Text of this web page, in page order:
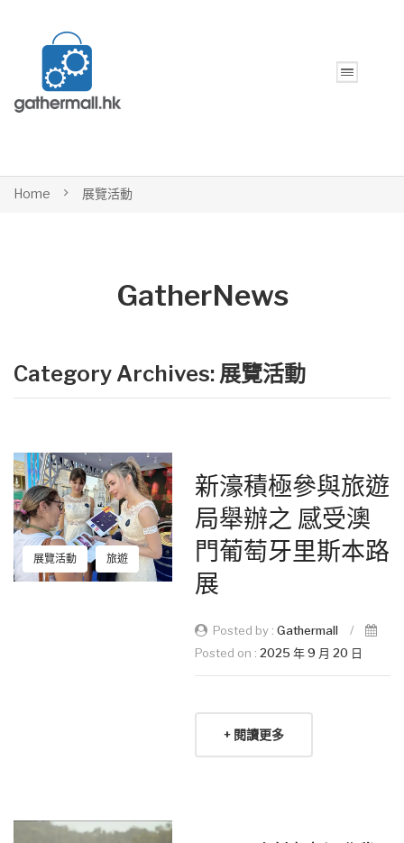
Home 展覽活動
GatherNews
Category Archives: 展覽活動
展覽活動 旅遊
新濠積極參與旅遊
局舉辦之 感受澳
門葡萄牙里斯本路
展
Posted by : Gathermall
/
Posted on : 2025 年 9 月 20 日
+ 閱讀更多